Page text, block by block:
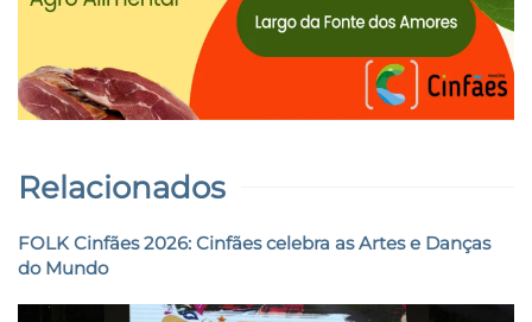
Relacionados
FOLK Cinfães 2026: Cinfães celebra as Artes e Danças
do Mundo